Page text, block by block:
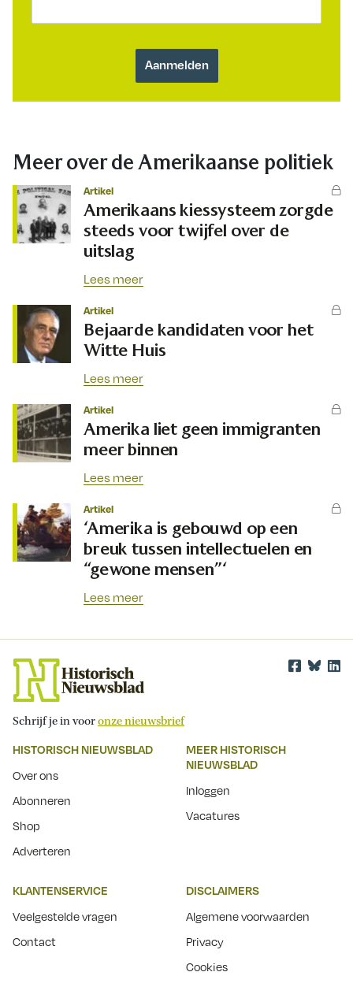
Meer over de Amerikaanse politiek
Artikel
Amerikaans kiessysteem zorgde
steeds voor twijfel over de
uitslag
Lees meer
Artikel
Bejaarde kandidaten voor het
Witte Huis
Lees meer
Artikel
Amerika liet geen immigranten
meer binnen
Lees meer
Artikel
‘Amerika is gebouwd op een
breuk tussen intellectuelen en
“gewone mensen”‘
Lees meer
Schrijf je in vooronze nieuwsbrief
HISTORISCH NIEUWSBLAD
Over ons
Abonneren
Shop
Adverteren
MEER HISTORISCH
NIEUWSBLAD
Inloggen
Vacatures
KLANTENSERVICE
Veelgestelde vragen
Contact
DISCLAIMERS
Algemene voorwaarden
Privacy
Cookies